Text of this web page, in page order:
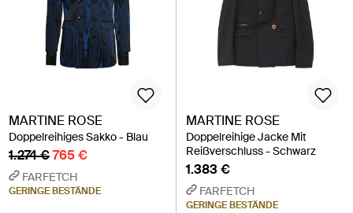
MARTINE ROSE
Doppelreihiges Sakko - Blau
1.274 €765 €
FARFETCH
GERINGE BESTÄNDE
MARTINE ROSE
Doppelreihige Jacke Mit
Reißverschluss - Schwarz
1.383 €
FARFETCH
GERINGE BESTÄNDE